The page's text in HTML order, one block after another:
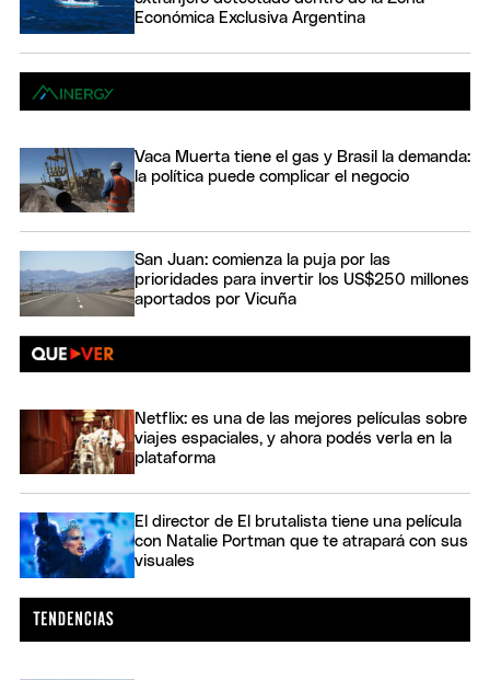
Económica Exclusiva Argentina
Vaca Muerta tiene el gas y Brasil la demanda:
la política puede complicar el negocio
San Juan: comienza la puja por las
prioridades para invertir los US$250 millones
aportados por Vicuña
Netflix: es una de las mejores películas sobre
viajes espaciales, y ahora podés verla en la
plataforma
El director de El brutalista tiene una película
con Natalie Portman que te atrapará con sus
visuales